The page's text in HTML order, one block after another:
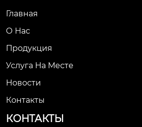
Главная
О Нас
Продукция
Услуга На Месте
Новости
Контакты
КОНТАКТЫ